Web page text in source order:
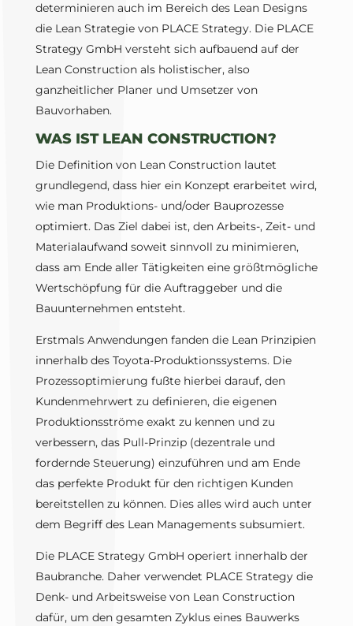
determinieren auch im Bereich des Lean Designs
die Lean Strategie von PLACE Strategy. Die PLACE
Strategy GmbH versteht sich aufbauend auf der
Lean Construction als holistischer, also
ganzheitlicher Planer und Umsetzer von
Bauvorhaben.
WAS IST LEAN CONSTRUCTION?
Die Definition von Lean Construction lautet
grundlegend, dass hier ein Konzept erarbeitet wird,
wie man Produktions- und/oder Bauprozesse
optimiert. Das Ziel dabei ist, den Arbeits-, Zeit- und
Materialaufwand soweit sinnvoll zu minimieren,
dass am Ende aller Tätigkeiten eine größtmögliche
Wertschöpfung für die Auftraggeber und die
Bauunternehmen entsteht.
Erstmals Anwendungen fanden die Lean Prinzipien
innerhalb des Toyota-Produktionssystems. Die
Prozessoptimierung fußte hierbei darauf, den
Kundenmehrwert zu definieren, die eigenen
Produktionsströme exakt zu kennen und zu
verbessern, das Pull-Prinzip (dezentrale und
fordernde Steuerung) einzuführen und am Ende
das perfekte Produkt für den richtigen Kunden
bereitstellen zu können. Dies alles wird auch unter
dem Begriff des Lean Managements subsumiert.
Die PLACE Strategy GmbH operiert innerhalb der
Baubranche. Daher verwendet PLACE Strategy die
Denk- und Arbeitsweise von Lean Construction
dafür, um den gesamten Zyklus eines Bauwerks